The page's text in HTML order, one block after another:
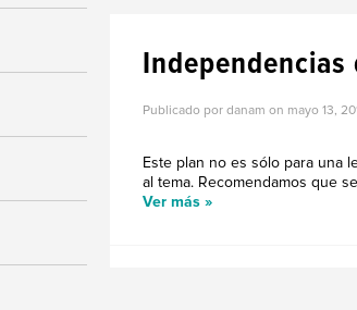
Publicado por danam on mayo 13,
Este plan no es sólo para una
al tema. Recomendamos que
Ver más »